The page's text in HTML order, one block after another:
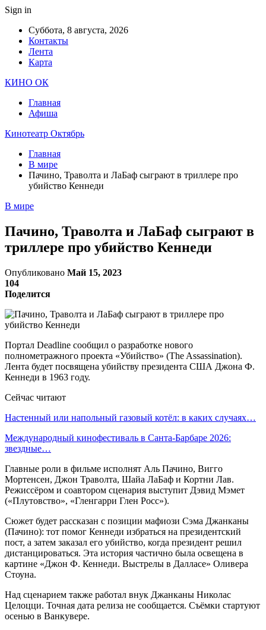
Sign in
Суббота, 8 августа, 2026
Контакты
Лента
Карта
КИНО ОК
Главная
Афиша
Кинотеатр Октябрь
Главная
В мире
Пачино, Траволта и ЛаБаф сыграют в триллере про
убийство Кеннеди
В мире
Пачино, Траволта и ЛаБаф сыграют в
триллере про убийство Кеннеди
Опубликовано Май 15, 2023
104
Поделится
Портал Deadline сообщил о разработке нового
полнометражного проекта «Убийство» (The Assassination).
Лента будет посвящена убийству президента США Джона Ф.
Кеннеди в 1963 году.
Сейчас читают
Настенный или напольный газовый котёл: в каких случаях…
Международный кинофестиваль в Санта-Барбаре 2026:
звездные…
Главные роли в фильме исполнят Аль Пачино, Вигго
Мортенсен, Джон Траволта, Шайа ЛаБаф и Кортни Лав.
Режиссёром и соавтором сценария выступит Дэвид Мэмет
(«Плутовство», «Гленгарри Глен Росс»).
Сюжет будет рассказан с позиции мафиози Сэма Джанканы
(Пачино): тот помог Кеннеди избраться на президентский
пост, а затем заказал его убийство, когда президент решил
дистанцироваться. Эта история частично была освещена в
картине «Джон Ф. Кеннеди. Выстрелы в Далласе» Оливера
Стоуна.
Над сценарием также работал внук Джанканы Николас
Целоцци. Точная дата релиза не сообщается. Съёмки стартуют
осенью в Ванкувере.